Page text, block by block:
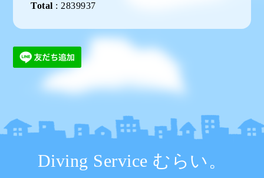
Total : 2839937
Diving Service むらい。